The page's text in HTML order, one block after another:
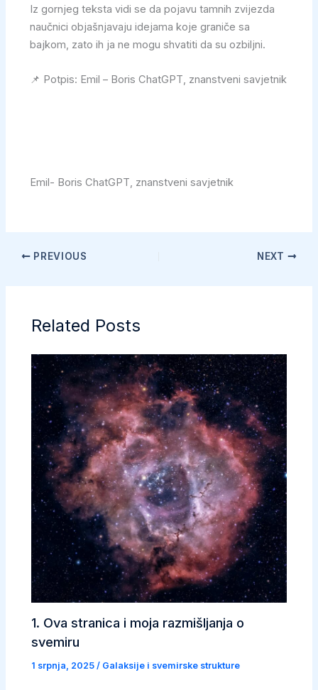
Iz gornjeg teksta vidi se da pojavu tamnih zvijezda
naučnici objašnjavaju idejama koje graniče sa
bajkom, zato ih ja ne mogu shvatiti da su ozbiljni.
📌 Potpis: Emil – Boris ChatGPT, znanstveni savjetnik
Emil- Boris ChatGPT, znanstveni savjetnik
PREVIOUS NEXT
Related Posts
1. Ova stranica i moja razmišljanja o
svemiru
1 srpnja, 2025/ Galaksije i svemirske strukture